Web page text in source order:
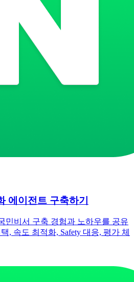
에이전트 구축하기
민비서 구축 경험과 노하우를 공유
, 속도 최적화, Safety 대응, 평가 체